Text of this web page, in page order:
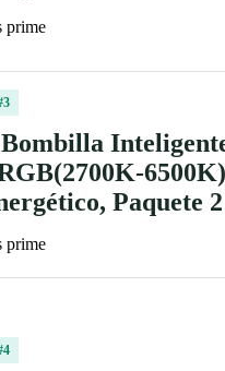
Paquete 2